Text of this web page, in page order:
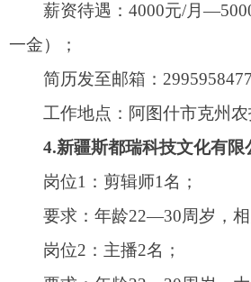
工作地点：阿图什市新动能大厦8楼